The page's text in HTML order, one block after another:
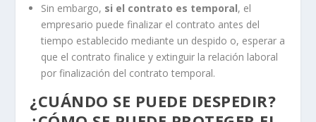
Sin embargo, si el contrato es temporal, el
empresario puede finalizar el contrato antes del
tiempo establecido mediante un despido o, esperar a
que el contrato finalice y extinguir la relación laboral
por finalización del contrato temporal.
¿CUÁNDO SE PUEDE DESPEDIR?